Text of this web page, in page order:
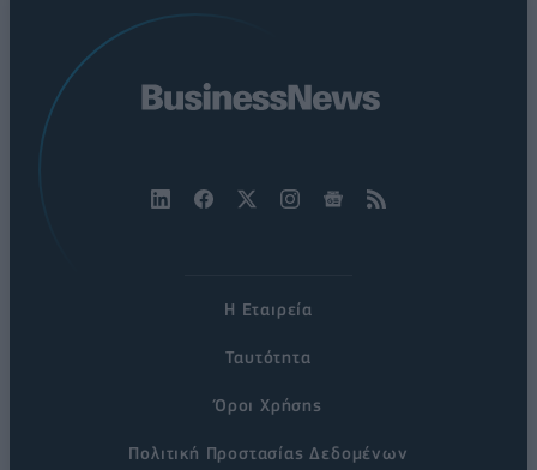
Η Εταιρεία
Ταυτότητα
Όροι Χρήσης
Πολιτική Προστασίας Δεδομένων